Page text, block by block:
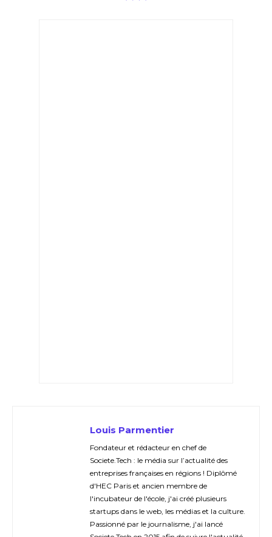
Louis Parmentier
Fondateur et rédacteur en chef de
Societe.Tech : le média sur l’actualité des
entreprises françaises en régions ! Diplômé
d'HEC Paris et ancien membre de
l'incubateur de l'école, j'ai créé plusieurs
startups dans le web, les médias et la culture.
Passionné par le journalisme, j'ai lancé